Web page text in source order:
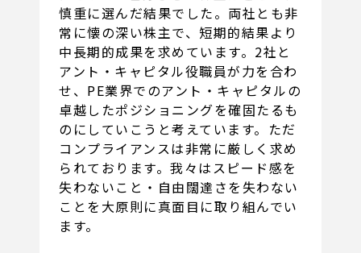
慎重に選んだ結果でした。両社とも非
常に懐の深い株主で、短期的結果より
中長期的成果を求めています。2社と
アント・キャピタル役職員が力を合わ
せ、PE業界でのアント・キャピタルの
卓越したポジショニングを確固たるも
のにしていこうと考えています。ただ
コンプライアンスは非常に厳しく求め
られております。我々はスピード感を
失わないこと・自由闊達さを失わない
ことを大原則に真面目に取り組んでい
ます。